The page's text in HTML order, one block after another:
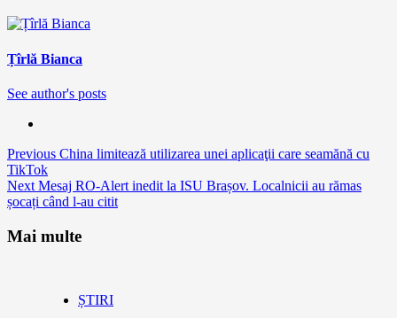
Țîrlă Bianca
See author's posts
Continue
Reading
Previous China limitează utilizarea unei aplicaţii care seamănă cu
TikTok
Next Mesaj RO-Alert inedit la ISU Brașov. Localnicii au rămas
șocați când l-au citit
Mai multe
ȘTIRI